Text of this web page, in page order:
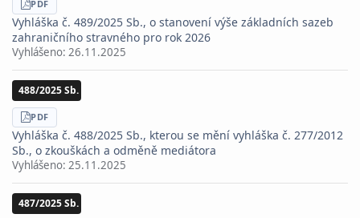
STÁHNOUT
PDF
Vyhláška č. 489/2025 Sb., o stanovení výše základních sazeb
zahraničního stravného pro rok 2026
Vyhlášeno: 26.11.2025
488/2025 Sb.
STÁHNOUT
PDF
Vyhláška č. 488/2025 Sb., kterou se mění vyhláška č. 277/2012
Sb., o zkouškách a odměně mediátora
Vyhlášeno: 25.11.2025
487/2025 Sb.